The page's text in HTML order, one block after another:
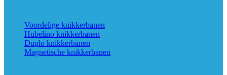
Voordelige knikkerbanen
Hubelino knikkerbanen
Duplo knikkerbanen
Magnetische knikkerbanen